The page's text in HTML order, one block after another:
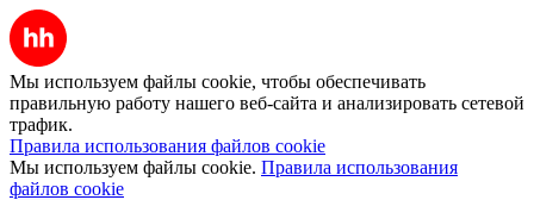
Мы используем файлы cookie, чтобы обеспечивать
правильную работу нашего веб-сайта и анализировать сетевой
трафик.
Правила использования файлов cookie
Мы используем файлы cookie. Правила использования
файлов cookie